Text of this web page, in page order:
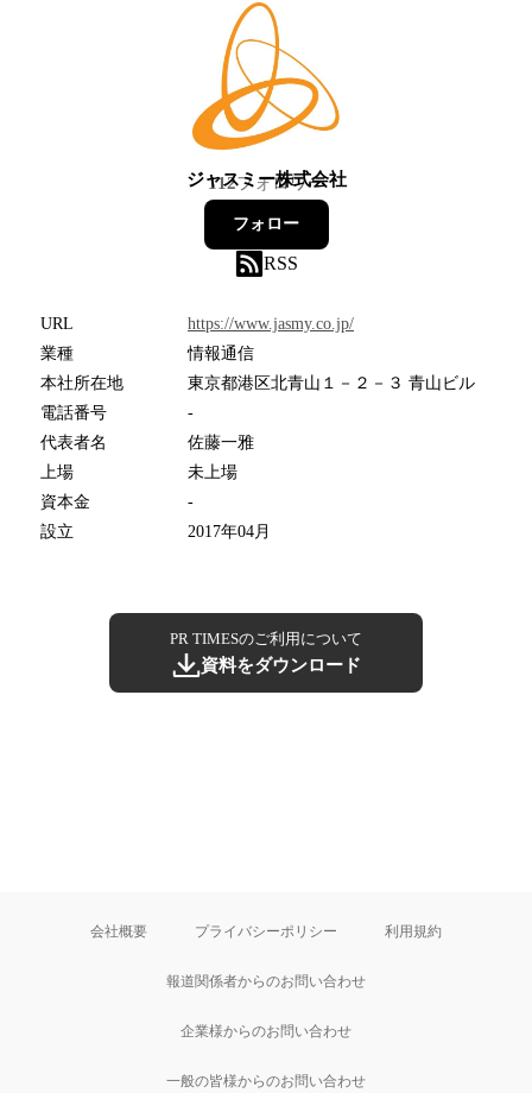
ジャスミー株式会社
112フォロワー
フォロー
RSS
URL
https://www.jasmy.co.jp/
業種
情報通信
本社所在地
東京都港区北青山１－２－３ 青山ビル
電話番号
-
代表者名
佐藤一雅
上場
未上場
資本金
-
設立
2017年04月
PR TIMESのご利用について
資料をダウンロード
会社概要 プライバシーポリシー 利用規約
報道関係者からのお問い合わせ
企業様からのお問い合わせ
一般の皆様からのお問い合わせ